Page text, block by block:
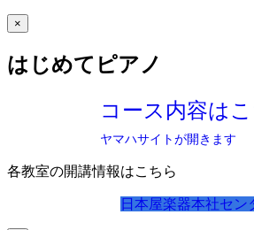
×
はじめてピアノ
コース内容は
ヤマハサイトが開きます
各教室の開講情報はこちら
日本屋楽器本社セン